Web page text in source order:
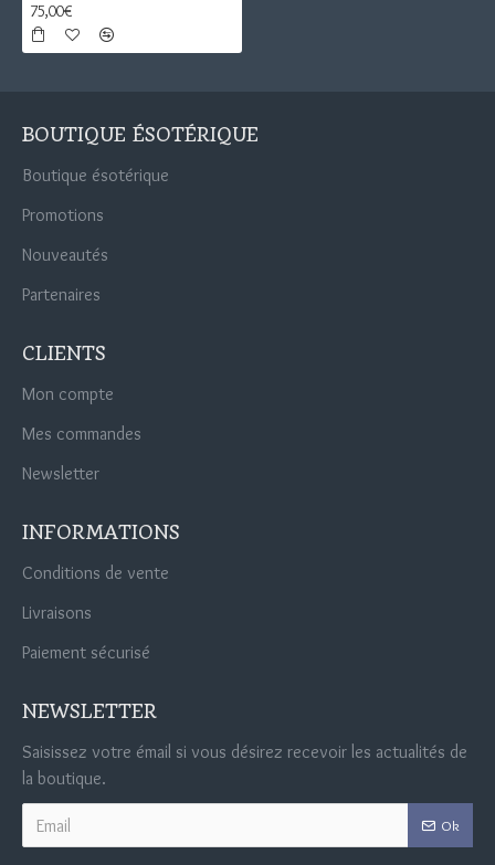
75,00€
BOUTIQUE ÉSOTÉRIQUE
Boutique ésotérique
Promotions
Nouveautés
Partenaires
CLIENTS
Mon compte
Mes commandes
Newsletter
INFORMATIONS
Conditions de vente
Livraisons
Paiement sécurisé
NEWSLETTER
Saisissez votre émail si vous désirez recevoir les actualités de
la boutique.
Ok